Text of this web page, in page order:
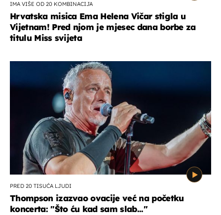
IMA VIŠE OD 20 KOMBINACIJA
Hrvatska misica Ema Helena Vičar stigla u
Vijetnam! Pred njom je mjesec dana borbe za
titulu Miss svijeta
PRED 20 TISUĆA LJUDI
Thompson izazvao ovacije već na početku
koncerta: "Što ću kad sam slab..."